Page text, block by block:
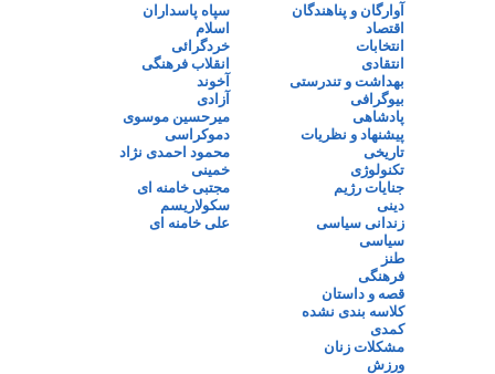
آوارگان و پناهندگان
اقتصاد
انتخابات
انتقادی
بهداشت و تندرستی
بیوگرافی
پادشاهی
پیشنهاد و نظریات
تاریخی
تکنولوژی
جنایات رژیم
دینی
زندانی سیاسی
سیاسی
طنز
فرهنگی
قصه و داستان
کلاسه بندی نشده
کمدی
مشکلات زنان
ورزش
سپاه پاسداران
اسلام
خردگرائی
انقلاب فرهنگی
آخوند
آزادی
میرحسین موسوی
دموکراسی
محمود احمدی نژاد
خمینی
مجتبی خامنه ای
سکولاریسم
علی خامنه ای